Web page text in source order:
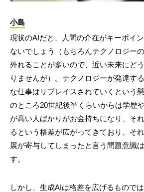
小島
現状のAIだと、人間の介在がキーポイ
ないでしょう（もちろんテクノロジー
外れることが多いので、近い未来にど
りませんが）。テクノロジーが発達す
な仕事はリプレイスされていくという
のところ20世紀後半くらいからは学歴
が高い人ばかりがお金持ちになり、そ
るという格差が広がってきており、そ
展が寄与してしまったと言う問題意識
す。
しかし、生成AIは格差を広げるもので